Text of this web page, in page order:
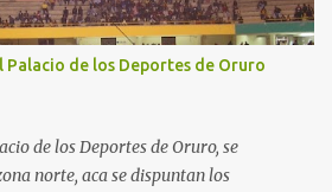
Palacio de los Deportes de Oruro
de los Deportes de Oruro, se
norte, aca se dispuntan los